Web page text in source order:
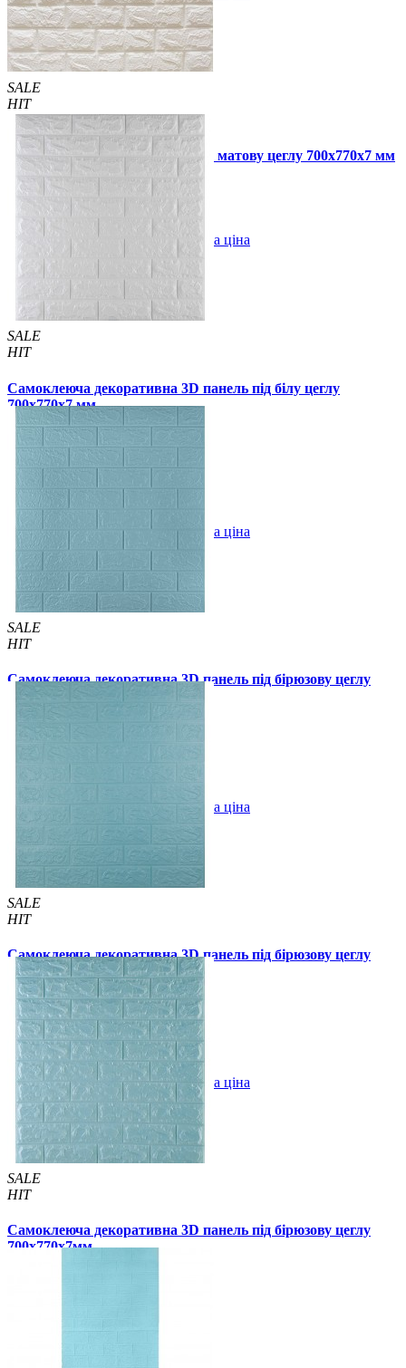
SALE
HIT
BEST
Самоклеюча 3D панель під білу матову цеглу 700x770x7 мм
99 грн.
Купити В закладки Оптова ціна
SALE
HIT
Самоклеюча декоративна 3D панель під білу цеглу
700x770x7 мм
99 грн. /шт 163 грн. /шт
5 відгуків
Купити В закладки Оптова ціна
SALE
HIT
Самоклеюча декоративна 3D панель під бірюзову цеглу
700x770x3мм
55 грн.
Оптова ціна
SALE
HIT
Самоклеюча декоративна 3D панель під бірюзову цеглу
700x770x5мм
89 грн./шт 140 грн. /шт
Купити В закладки Оптова ціна
SALE
HIT
Самоклеюча декоративна 3D панель під бірюзову цеглу
700x770x7мм